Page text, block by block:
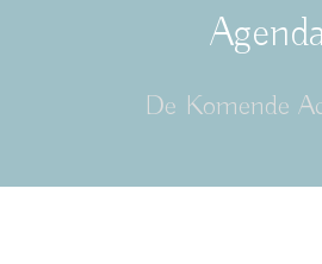
Agenda
De Komende